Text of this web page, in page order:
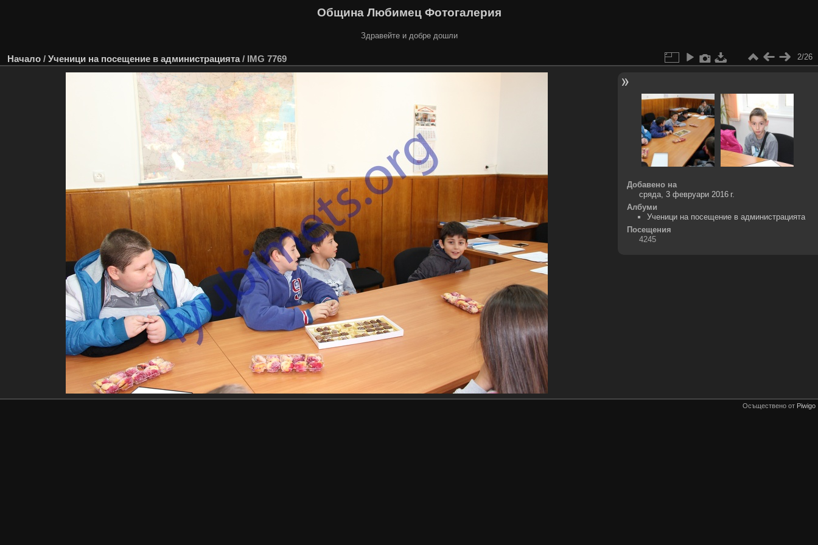
Община Любимец Фотогалерия
Здравейте и добре дошли
Начало / Ученици на посещение в администрацията/ IMG 7769 2/26
Добавено на
сряда, 3 февруари 2016 г.
Албуми
Ученици на посещение в администрацията
Посещения
4245
Осъществено от Piwigo